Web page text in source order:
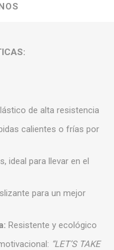
de alta resistencia
calientes o frías por
ideal para llevar en el
para un mejor
Resistente y ecológico
“LET’S TAKE